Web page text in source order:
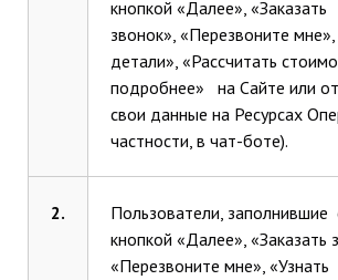
кнопкой «Далее», «Заказать
звонок», «Перезвоните мне»,
детали», «Рассчитать
подробнее» на Сайте или
свои данные на Ресурсах
частности, в чат-боте).
2.
Пользователи,
кнопкой «Далее», «Заказать
«Перезвоните мне», «Узнать